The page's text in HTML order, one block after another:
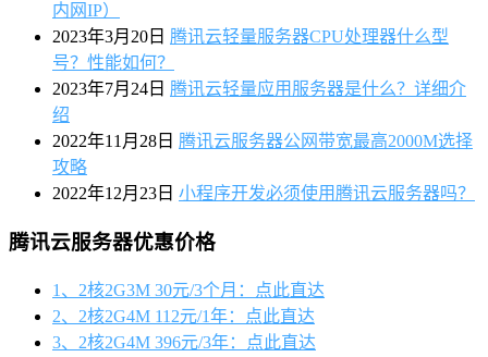
内网IP）
2023年3月20日 腾讯云轻量服务器CPU处理器什么型
号？性能如何？
2023年7月24日 腾讯云轻量应用服务器是什么？详细介
绍
2022年11月28日 腾讯云服务器公网带宽最高2000M选择
攻略
2022年12月23日 小程序开发必须使用腾讯云服务器吗？
腾讯云服务器优惠价格
1、2核2G3M 30元/3个月：点此直达
2、2核2G4M 112元/1年：点此直达
3、2核2G4M 396元/3年：点此直达